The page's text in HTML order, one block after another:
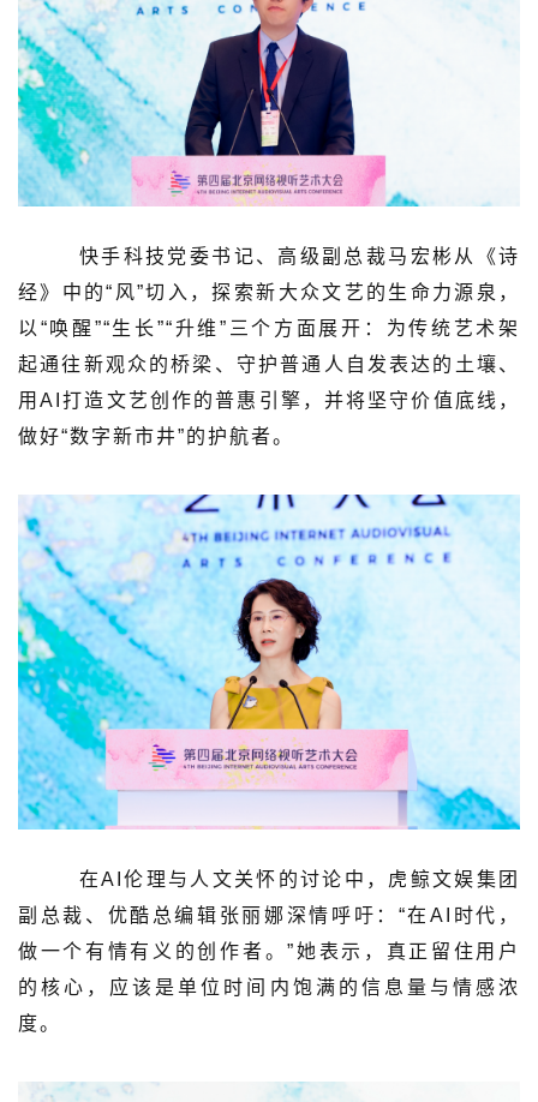
快手科技党委书记、高级副总裁马宏彬从《诗
经》中的“风”切入，探索新大众文艺的生命力源泉，
以“唤醒”“生长”“升维”三个方面展开：为传统艺术架
起通往新观众的桥梁、守护普通人自发表达的土壤、
用AI打造文艺创作的普惠引擎，并将坚守价值底线，
做好“数字新市井”的护航者。
在AI伦理与人文关怀的讨论中，虎鲸文娱集团
副总裁、优酷总编辑张丽娜深情呼吁：“在AI时代，
做一个有情有义的创作者。”她表示，真正留住用户
的核心，应该是单位时间内饱满的信息量与情感浓
度。